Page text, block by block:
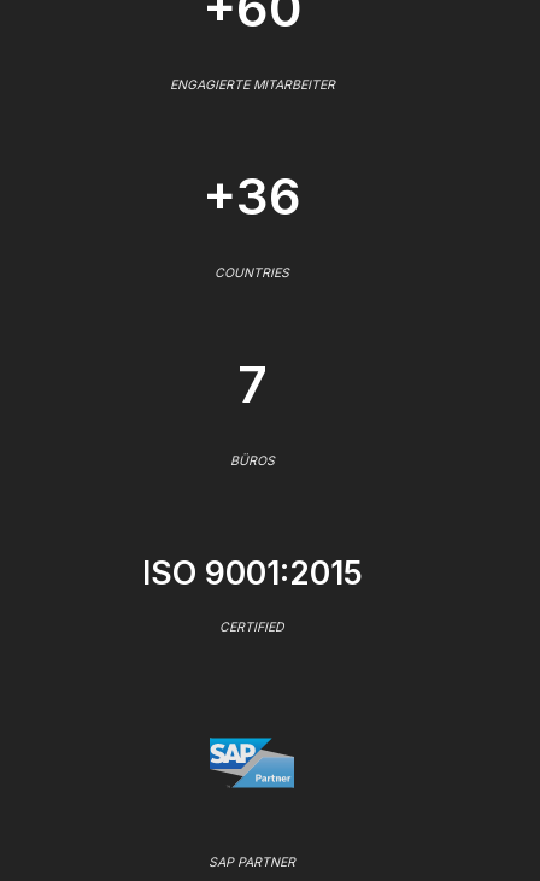
ENGAGIERTE MITARBEITER
+36
COUNTRIES
7
BÜROS
ISO 9001:2015
CERTIFIED
SAP PARTNER